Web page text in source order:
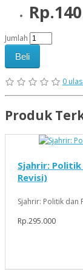
Jumlah
Beli
0
Produk
Sjahrir: Politik
Revisi)
Sjahrir: Politik dan
Rp.295.000